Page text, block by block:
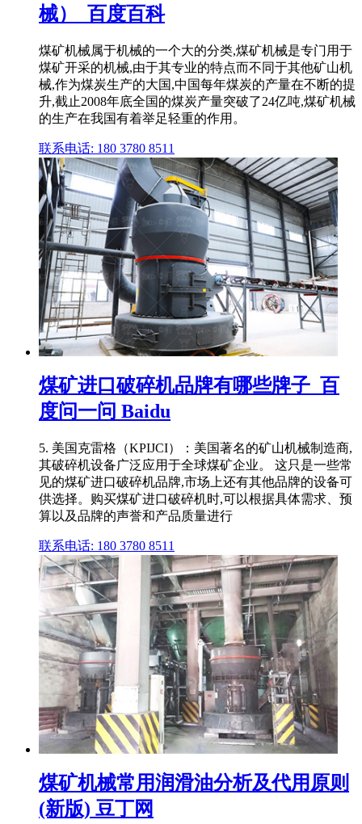
械）_百度百科
煤矿机械属于机械的一个大的分类,煤矿机械是专门用于
煤矿开采的机械,由于其专业的特点而不同于其他矿山机
械,作为煤炭生产的大国,中国每年煤炭的产量在不断的提
升,截止2008年底全国的煤炭产量突破了24亿吨,煤矿机械
的生产在我国有着举足轻重的作用。
联系电话: 180 3780 8511
煤矿进口破碎机品牌有哪些牌子_百
度问一问 Baidu
5. 美国克雷格（KPIJCI）：美国著名的矿山机械制造商,
其破碎机设备广泛应用于全球煤矿企业。 这只是一些常
见的煤矿进口破碎机品牌,市场上还有其他品牌的设备可
供选择。购买煤矿进口破碎机时,可以根据具体需求、预
算以及品牌的声誉和产品质量进行
联系电话: 180 3780 8511
煤矿机械常用润滑油分析及代用原则
(新版) 豆丁网